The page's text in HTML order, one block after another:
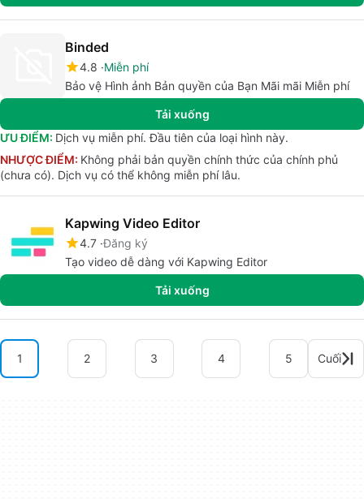
Binded
4.8 Miễn phí
Bảo vệ Hình ảnh Bản quyền của Bạn Mãi mãi Miễn phí
Tải xuống
ƯU ĐIỂM: Dịch vụ miễn phí. Đầu tiên của loại hình này.
NHƯỢC ĐIỂM: Không phải bản quyền chính thức của chính phủ
(chưa có). Dịch vụ có thể không miễn phí lâu.
Kapwing Video Editor
4.7 Đăng ký
Tạo video dễ dàng với Kapwing Editor
Tải xuống
1 2 3 4 5 Cuối